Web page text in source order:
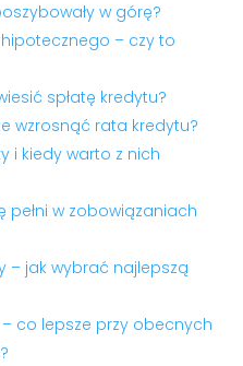
w górę?
– czy to
spłatę kredytu?
wzrosnąć rata kredytu?
i kiedy warto z nich
pełni w zobowiązaniach
– jak wybrać najlepszą
co lepsze przy obecnych